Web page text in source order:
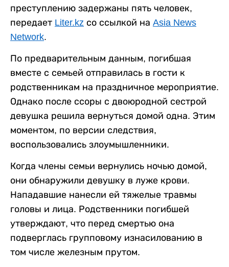
преступлению задержаны пять человек,
передает Liter.kz со ссылкой на Asia News
Network.
По предварительным данным, погибшая
вместе с семьей отправилась в гости к
родственникам на праздничное мероприятие.
Однако после ссоры с двоюродной сестрой
девушка решила вернуться домой одна. Этим
моментом, по версии следствия,
воспользовались злоумышленники.
Когда члены семьи вернулись ночью домой,
они обнаружили девушку в луже крови.
Нападавшие нанесли ей тяжелые травмы
головы и лица. Родственники погибшей
утверждают, что перед смертью она
подверглась групповому изнасилованию в
том числе железным прутом.